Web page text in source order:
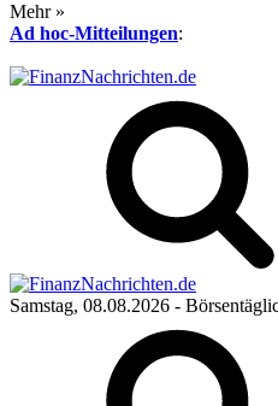
Mehr »
Ad hoc-Mitteilungen:
Samstag, 08.08.2026 -